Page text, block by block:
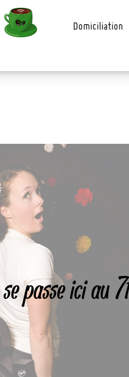
vos abonnements et vos salles >>
Domiciliation
passe ici au